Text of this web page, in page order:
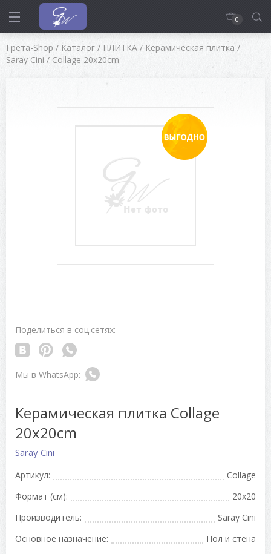
0
Грета-Shop / Каталог / ПЛИТКА / Керамическая плитка /
Saray Cini / Collage 20x20cm
Поделиться в соц.сетях:
Керамическая плитка Collage
20x20cm
Saray Cini
Артикул:
Collage
Формат (см):
20x20
Производитель:
Saray Cini
Основное назначение:
Пол и стена